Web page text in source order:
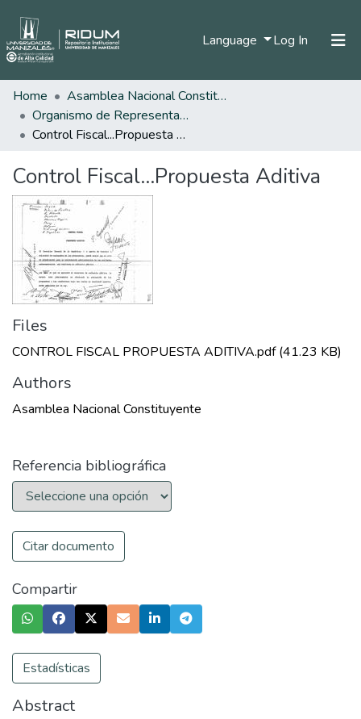
Language Log In (current)
Home
Asamblea Nacional Constituyente
Organismo de Representantes Constituyente
Control Fiscal...Propuesta Aditiva
Control Fiscal...Propuesta Aditiva
Files
CONTROL FISCAL PROPUESTA ADITIVA.pdf(41.23 KB)
Authors
Asamblea Nacional Constituyente
Referencia bibliográfica
Citar documento
Compartir
Estadísticas
Abstract